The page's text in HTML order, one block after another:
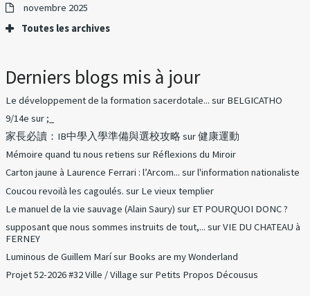
novembre 2025
Toutes les archives
Derniers blogs mis à jour
Le développement de la formation sacerdotale... sur BELGICATHO
9/14e sur ;_
家長必讀：IB中學入學準備與選校攻略 sur健康運動
Mémoire quand tu nous retiens sur Réflexions du Miroir
Carton jaune à Laurence Ferrari : l’Arcom... surl'information nationaliste
Coucou revoilà les cagoulés. sur Le vieux templier
Le manuel de la vie sauvage (Alain Saury) sur ET POURQUOI DONC ?
supposant que nous sommes instruits de tout,... surVIE DU CHATEAU à
FERNEY
Luminous de Guillem Marísur Books are my Wonderland
Projet 52-2026 #32 Ville / Village sur Petits Propos Décousus